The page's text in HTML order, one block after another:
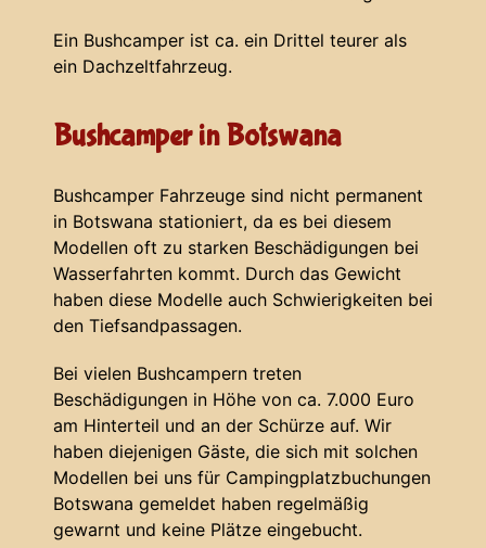
Ein Bushcamper ist ca. ein Drittel teurer als
ein Dachzeltfahrzeug.
Bushcamper in Botswana
Bushcamper Fahrzeuge sind nicht permanent
in Botswana stationiert, da es bei diesem
Modellen oft zu starken Beschädigungen bei
Wasserfahrten kommt. Durch das Gewicht
haben diese Modelle auch Schwierigkeiten bei
den Tiefsandpassagen.
Bei vielen Bushcampern treten
Beschädigungen in Höhe von ca. 7.000 Euro
am Hinterteil und an der Schürze auf. Wir
haben diejenigen Gäste, die sich mit solchen
Modellen bei uns für Campingplatzbuchungen
Botswana gemeldet haben regelmäßig
gewarnt und keine Plätze eingebucht.